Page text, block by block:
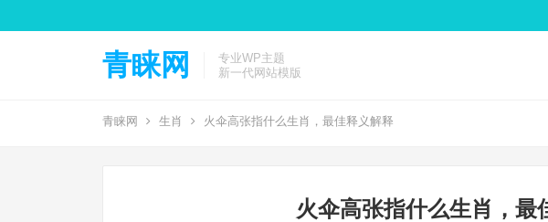
青睐网
专业WP主题
新一代网站模版
青睐网 生肖 火伞高张指什么生肖，最佳释义解释
火伞高张指什么生肖，最